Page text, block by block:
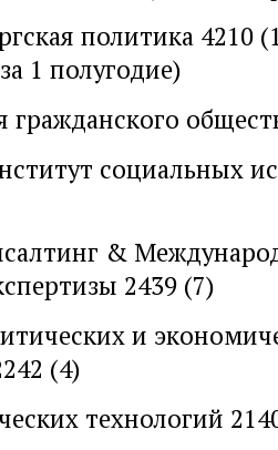
политика 4210
1 полугодие)
гражданского
социальных
&
2439 (7)
и
(4)
технологий